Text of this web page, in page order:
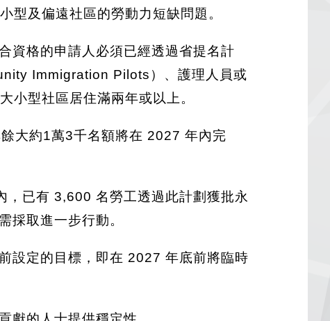
及偏遠社區的勞動力短缺問題。
資格的申請人必須已經透過省提名計
Immigration Pilots）、護理人員或
型社區居住滿兩年或以上。
大約1萬3千名額將在 2027 年內完
，已有 3,600 名勞工透過此計劃獲批永
採取進一步行動。
設定的目標，即在 2027 年底前將臨時